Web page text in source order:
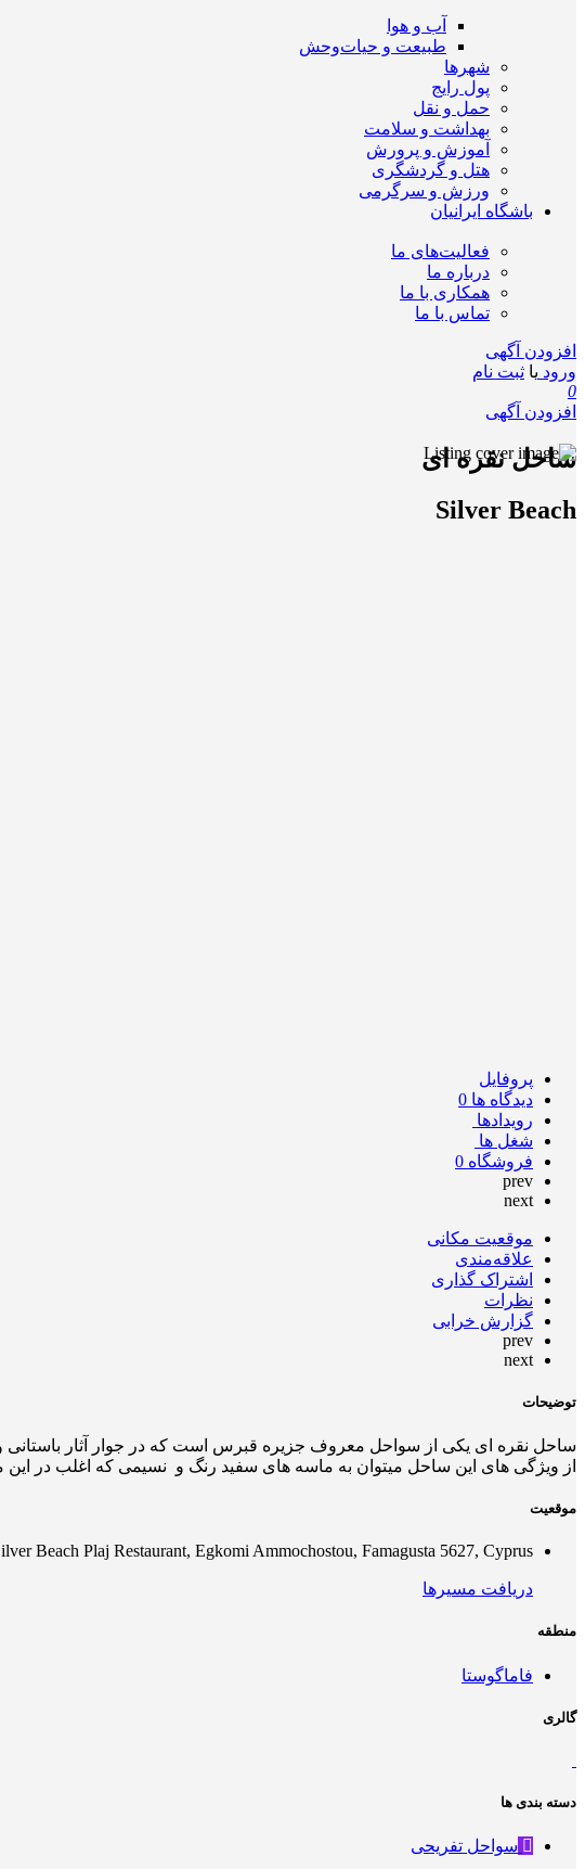
آب و هوا
طبیعت و حیات‌وحش
شهرها
پول رایج
حمل و نقل
بهداشت و سلامت
آموزش و پرورش
هتل و گردشگری
ورزش و سرگرمی
باشگاه ایرانیان
فعالیت‌های ما
درباره ما
همکاری با ما
تماس با ما
افزودن آگهی
ورود یا ثبت نام
0
افزودن آگهی
ساحل نقره ای
Silver Beach
پروفایل
دیدگاه ها 0
رویدادها
شغل ها
فروشگاه 0
prev
next
موقعیت مکانی
علاقه‌مندی
اشتراک گذاری
نظرات
گزارش خرابی
prev
next
توضیحات
از ویژگی های این ساحل میتوان به ماسه های سفید رنگ و نسیمی که اغلب در
موقعیت
Beach Plaj Restaurant, Egkomi Ammochostou, Famagusta 5627, Cyprus
دریافت مسیرها
منطقه
فاماگوستا
گالری
دسته بندی ها
سواحل تفریحی